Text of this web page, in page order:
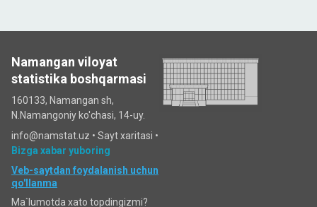
Namangan viloyat
statistika boshqarmasi
160133, Namangan sh,
N.Namangoniy ko'chasi, 14-uy.
info@namstat.uz • Sayt xaritasi •
Bizga xabar yuboring
Veb-saytdan foydalanish uchun
qo'llanma
Ma`lumotda xato topdingizmi?